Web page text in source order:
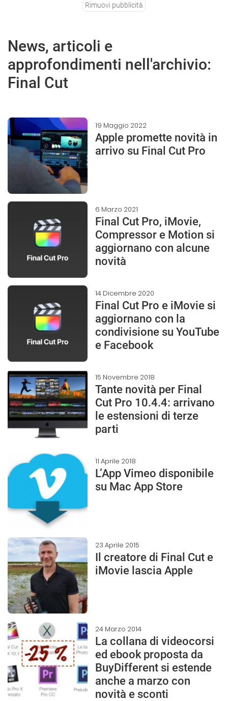
Rimuovi pubblicità
News, articoli e
approfondimenti nell'archivio:
Final Cut
19 Maggio 2022
Apple promette novità in
arrivo su Final Cut Pro
6 Marzo 2021
Final Cut Pro, iMovie,
Compressor e Motion si
aggiornano con alcune
novità
14 Dicembre 2020
Final Cut Pro e iMovie si
aggiornano con la
condivisione su YouTube
e Facebook
15 Novembre 2018
Tante novità per Final
Cut Pro 10.4.4: arrivano
le estensioni di terze
parti
11 Aprile 2018
L’App Vimeo disponibile
su Mac App Store
23 Aprile 2015
Il creatore di Final Cut e
iMovie lascia Apple
24 Marzo 2014
La collana di videocorsi
ed ebook proposta da
BuyDifferent si estende
anche a marzo con
novità e sconti